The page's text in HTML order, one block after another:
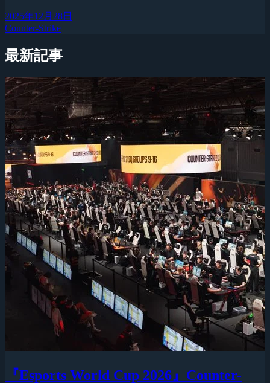
2025年12月28日
Counter-Strike
最新記事
『Esports World Cup 2026』Counter-